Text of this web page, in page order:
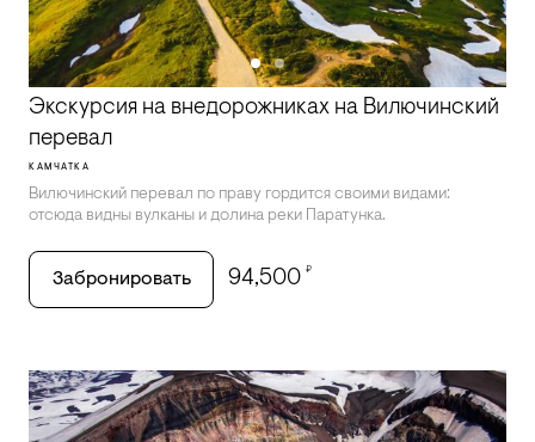
Экскурсия на внедорожниках на Вилючинский
перевал
КАМЧАТКА
Вилючинский перевал по праву гордится своими видами:
отсюда видны вулканы и долина реки Паратунка.
Забронировать 94,500 ₽